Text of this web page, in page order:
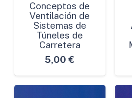
Conceptos de
Ventilación de
Sistemas de
Túneles de
Carretera
5,00 €